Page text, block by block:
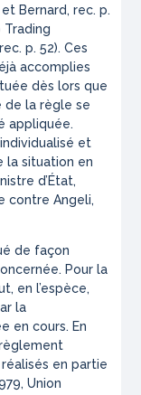
Bernard, rec. p.
Trading
p. 52). Ces
accomplies
dès lors que
de la règle se
appliquée.
et
la situation en
d’État,
contre Angeli,
de façon
Pour la
en l’espèce,
la
en cours. En
en partie
Union